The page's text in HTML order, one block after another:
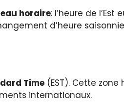
horaire: l’heure de l’Est
d’heure
Time (EST). Cette
internationaux.